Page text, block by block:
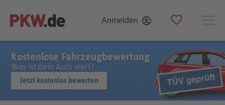
Anmelden
Kostenlose Fahrzeugbewertung
Was ist dein Auto wert?
Jetzt kostenlos bewerten